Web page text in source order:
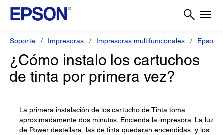
Soporte Impresoras Impresoras multifuncionales Epson
¿Cómo instalo los cartuchos
de tinta por primera vez?
La primera instalación de los cartucho de Tinta toma
aproximadamente dos minutos. Encienda la impresora. La luz
de Power destellara, las de tinta quedaran encendidas, y los